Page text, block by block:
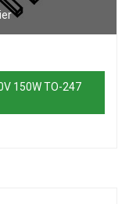
150W TO-247